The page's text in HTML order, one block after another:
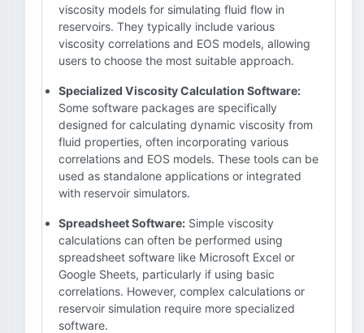
viscosity models for simulating fluid flow in
reservoirs. They typically include various
viscosity correlations and EOS models, allowing
users to choose the most suitable approach.
Specialized Viscosity Calculation Software:
Some software packages are specifically
designed for calculating dynamic viscosity from
fluid properties, often incorporating various
correlations and EOS models. These tools can be
used as standalone applications or integrated
with reservoir simulators.
Spreadsheet Software: Simple viscosity
calculations can often be performed using
spreadsheet software like Microsoft Excel or
Google Sheets, particularly if using basic
correlations. However, complex calculations or
reservoir simulation require more specialized
software.